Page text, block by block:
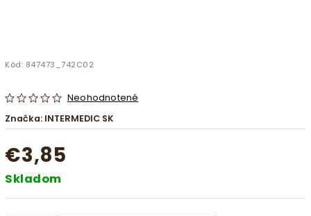
Kód: 847473_742C02
Neohodnotené
Značka: INTERMEDIC SK
€3,85
Skladom